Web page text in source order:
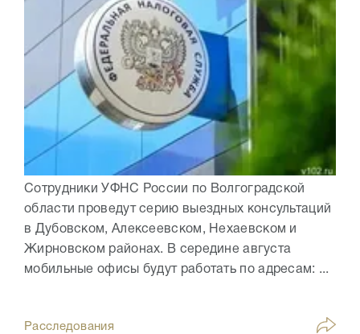
Сотрудники УФНС России по Волгоградской
области проведут серию выездных консультаций
в Дубовском, Алексеевском, Нехаевском и
Жирновском районах. В середине августа
мобильные офисы будут работать по адресам: ...
Расследования